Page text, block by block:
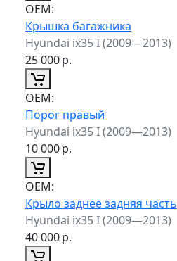
ОЕМ:
Крышка багажника
Hyundai ix35 I (2009—2013)
25 000р.
ОЕМ:
Порог правый
Hyundai ix35 I (2009—2013)
10 000р.
ОЕМ:
Крыло заднее задняя часть
Hyundai ix35 I (2009—2013)
40 000р.